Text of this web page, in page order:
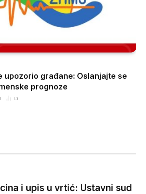
upozorio građane: Oslanjajte se
prognoze
13
i upis u vrtić: Ustavni sud